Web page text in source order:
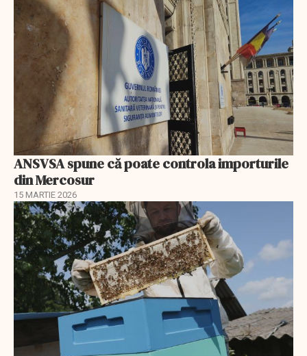
ANSVSA spune că poate controla importurile
din Mercosur
15 MARTIE 2026